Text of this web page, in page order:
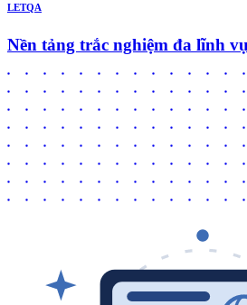
LETQA
Nền tảng trắc nghiệm đa lĩnh